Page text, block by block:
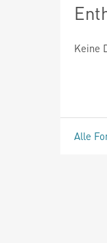
Keine
Alle